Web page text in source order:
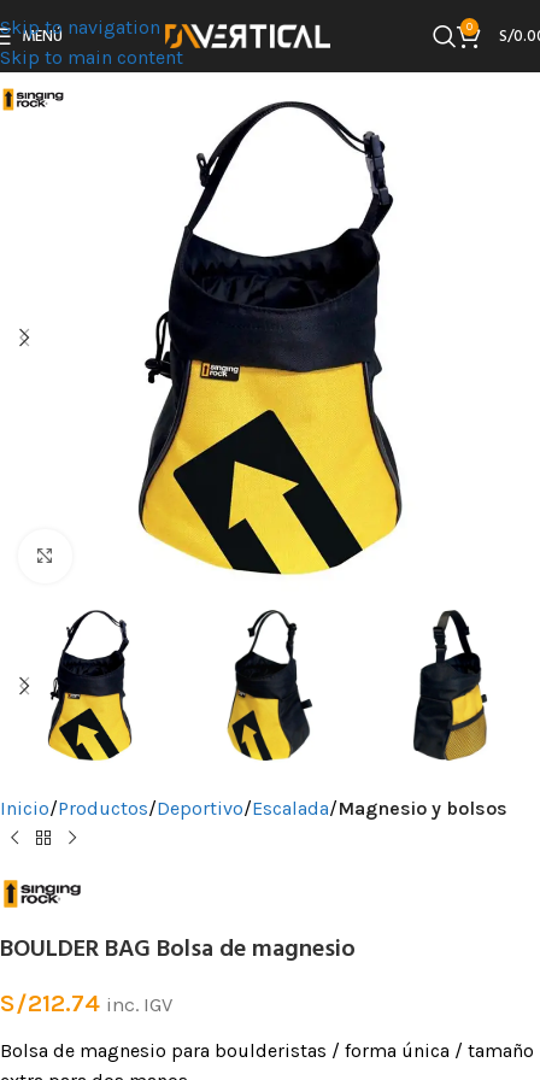
Skip to navigation
Skip to main content
MENÚ 0 S/
Clic para ampliar
Inicio Productos Deportivo Escalada Magnesio y bolsos
BOULDER BAG Bolsa de magnesio
S/212.74 inc. IGV
Bolsa de magnesio para boulderistas / forma única / tamaño